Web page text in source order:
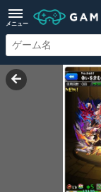
メニュー